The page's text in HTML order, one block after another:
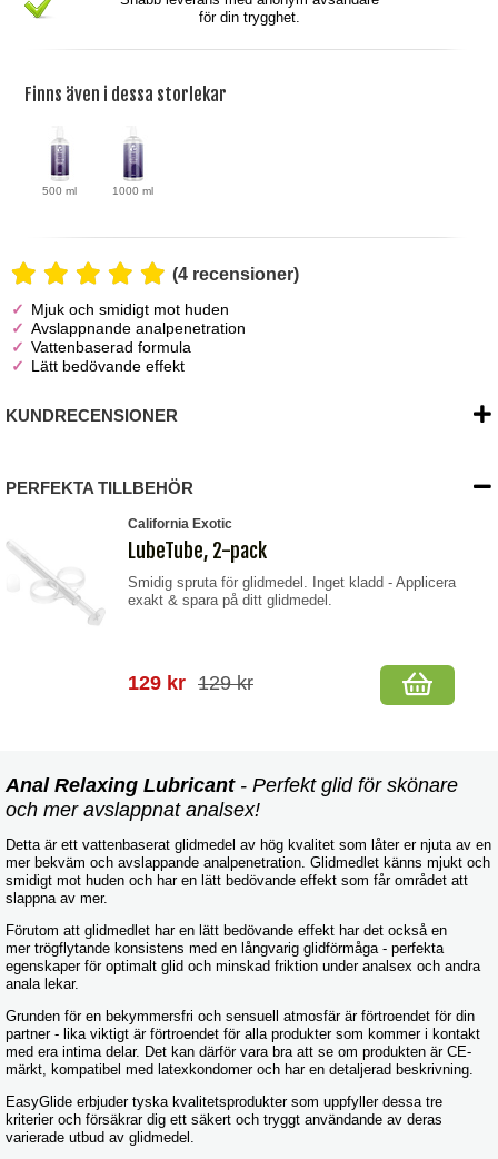
för din trygghet.
Finns även i dessa storlekar
500 ml 1000 ml
(4 recensioner)
Mjuk och smidigt mot huden
Avslappnande analpenetration
Vattenbaserad formula
Lätt bedövande effekt
KUNDRECENSIONER
PERFEKTA TILLBEHÖR
California Exotic
LubeTube, 2-pack
Smidig spruta för glidmedel. Inget kladd - Applicera
exakt & spara på ditt glidmedel.
129 kr 129 kr
Anal Relaxing Lubricant- Perfekt glid för skönare
och mer avslappnat analsex!
Detta är ett vattenbaserat glidmedel av hög kvalitet som låter er njuta av en
mer bekväm och avslappande analpenetration. Glidmedlet känns mjukt och
smidigt mot huden och har en lätt bedövande effekt som får området att
slappna av mer.
Förutom att glidmedlet har en lätt bedövande effekt har det också en
mer trögflytande konsistens med en långvarig glidförmåga - perfekta
egenskaper för optimalt glid och minskad friktion under analsex och andra
anala lekar.
Grunden för en bekymmersfri och sensuell atmosfär är förtroendet för din
partner - lika viktigt är förtroendet för alla produkter som kommer i kontakt
med era intima delar. Det kan därför vara bra att se om produkten är CE-
märkt, kompatibel med latexkondomer och har en detaljerad beskrivning.
EasyGlide erbjuder tyska kvalitetsprodukter som uppfyller dessa tre
kriterier och försäkrar dig ett säkert och tryggt användande av deras
varierade utbud av glidmedel.